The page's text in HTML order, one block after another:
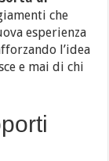
che
esperienza
l’idea
e mai di chi